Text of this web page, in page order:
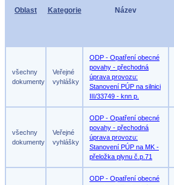
Oblast Kategorie Název
všechny
dokumenty
Veřejné
vyhlášky
ODP - Opatření obecné
povahy - přechodná
úprava provozu:
Stanovení PÚP na silnici
III/33749 - knn p.
všechny
dokumenty
Veřejné
vyhlášky
ODP - Opatření obecné
povahy - přechodná
úprava provozu:
Stanovení PÚP na MK -
přeložka plynu č.p.71
ODP - Opatření obecné